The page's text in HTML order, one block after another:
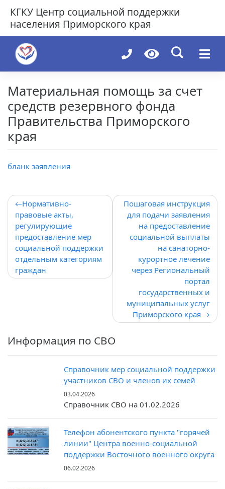
content
КГКУ Центр социальной поддержки
населения Приморского края
Материальная помощь за счет
средств резервного фонда
Правительства Приморского
края
бланк заявления
Навигация
по
записям
Нормативно-
правовые акты,
регулирующие
предоставление мер
социальной поддержки
отдельным категориям
граждан
Пошаговая инструкция
для подачи заявления
на предоставление
социальной выплаты
на санаторно-
курортное лечение
через Региональный
портал
государственных и
муниципальных услуг
Приморского края
Информация по СВО
Справочник мер социальной поддержки
участников СВО и членов их семей
03.04.2026
Справочник СВО на 01.02.2026
Телефон абонентского пункта "горячей
линии" Центра военно-социальной
поддержки Восточного военного округа
06.02.2026